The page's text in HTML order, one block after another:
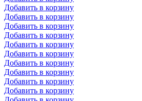
Добавить в корзину
Добавить в корзину
Добавить в корзину
Добавить в корзину
Добавить в корзину
Добавить в корзину
Добавить в корзину
Добавить в корзину
Добавить в корзину
Добавить в корзину